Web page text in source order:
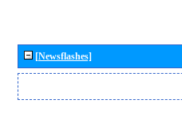
[Newsflashes]